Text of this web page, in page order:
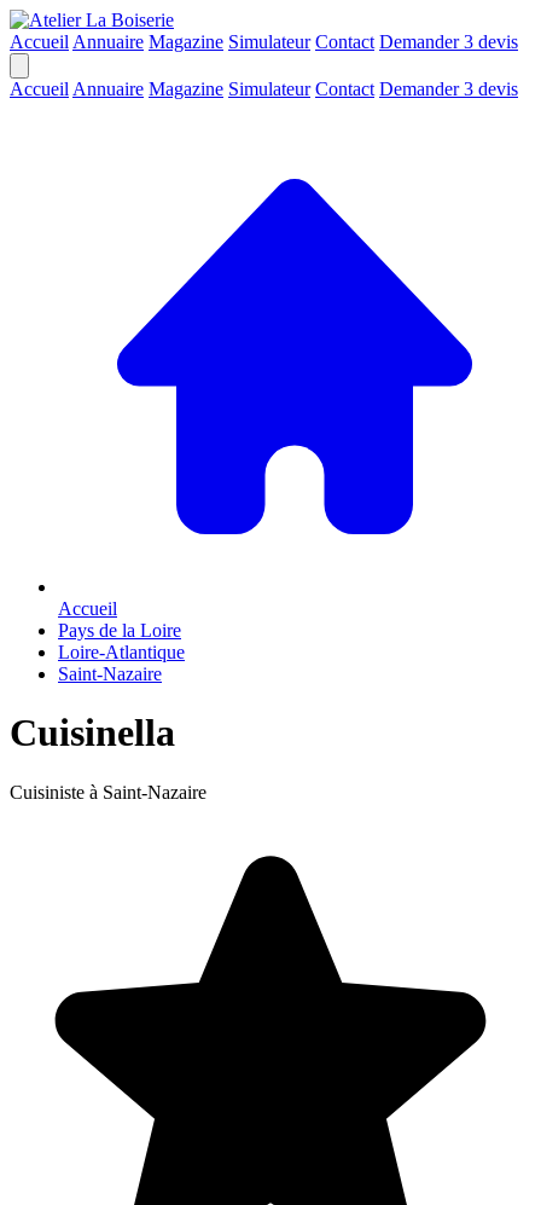
Accueil Annuaire Magazine Simulateur Contact Demander 3 devis
Accueil Annuaire Magazine Simulateur Contact Demander 3 devis
Accueil
Pays de la Loire
Loire-Atlantique
Saint-Nazaire
Cuisinella
Cuisiniste à Saint-Nazaire